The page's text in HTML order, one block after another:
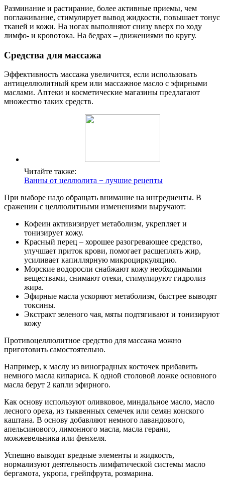
Разминание и растирание, более активные приемы, чем
поглаживание, стимулирует вывод жидкости, повышает тонус
тканей и кожи. На ногах выполняют снизу вверх по ходу
лимфо- и кровотока. На бедрах – движениями по кругу.
Средства для массажа
Эффективность массажа увеличится, если использовать
антицеллюлитный крем или массажное масло с эфирными
маслами. Аптеки и косметические магазины предлагают
множество таких средств.
Читайте также:
Ванны от целлюлита − лучшие рецепты
При выборе надо обращать внимание на ингредиенты. В
сражении с целлюлитными изменениями выручают:
Кофеин активизирует метаболизм, укрепляет и
тонизирует кожу.
Красный перец – хорошее разогревающее средство,
улучшает приток крови, помогает расщеплять жир,
усиливает капиллярную микроциркуляцию.
Морские водоросли снабжают кожу необходимыми
веществами, снимают отеки, стимулируют гидролиз
жира.
Эфирные масла ускоряют метаболизм, быстрее выводят
токсины.
Экстракт зеленого чая, мяты подтягивают и тонизируют
кожу
Противоцеллюлитное средство для массажа можно
приготовить самостоятельно.
Например, к маслу из виноградных косточек прибавить
немного масла кипариса. К одной столовой ложке основного
масла берут 2 капли эфирного.
Как основу используют оливковое, миндальное масло, масло
лесного ореха, из тыквенных семечек или семян конского
каштана. В основу добавляют немного лавандового,
апельсинового, лимонного масла, масла герани,
можжевельника или фенхеля.
Успешно выводят вредные элементы и жидкость,
нормализуют деятельность лимфатической системы масло
бергамота, укропа, грейпфрута, розмарина.